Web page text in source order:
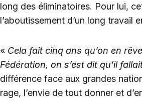
long des éliminatoires. Pour lui,
l’aboutissement d’un long travail
« Cela fait cinq ans qu’on en
Fédération, on s’est dit qu’il
différence face aux grandes
rage, l’envie de tout donner et